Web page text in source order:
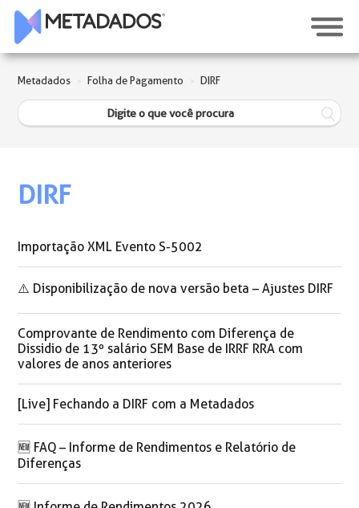
Metadados Folha de Pagamento DIRF
DIRF
Importação XML Evento S-5002
⚠️ Disponibilização de nova versão beta – Ajustes DIRF
Comprovante de Rendimento com Diferença de
Dissidio de 13º salário SEM Base de IRRF RRA com
valores de anos anteriores
[Live] Fechando a DIRF com a Metadados
🆕 FAQ – Informe de Rendimentos e Relatório de
Diferenças